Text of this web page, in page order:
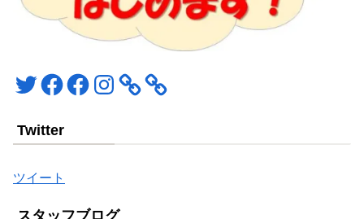
TwitterFacebookFacebookInstagram
Twitter
ツイート
スタッフブログ